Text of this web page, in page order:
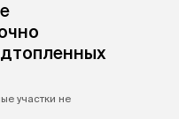
участки не